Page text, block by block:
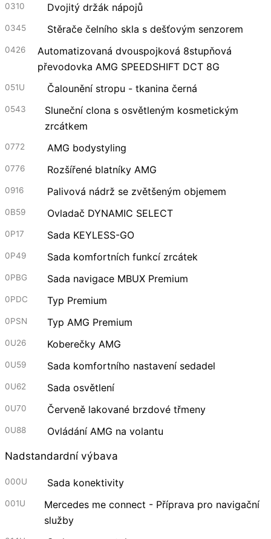
0310 Dvojitý držák nápojů
0345 Stěrače čelního skla s dešťovým senzorem
0426
Automatizovaná dvouspojková 8stupňová
převodovka AMG SPEEDSHIFT DCT 8G
051U Čalounění stropu - tkanina černá
0543
Sluneční clona s osvětleným kosmetickým
zrcátkem
0772 AMG bodystyling
0776 Rozšířené blatníky AMG
0916 Palivová nádrž se zvětšeným objemem
0B59 Ovladač DYNAMIC SELECT
0P17 Sada KEYLESS-GO
0P49 Sada komfortních funkcí zrcátek
0PBG Sada navigace MBUX Premium
0PDC Typ Premium
0PSN Typ AMG Premium
0U26 Koberečky AMG
0U59 Sada komfortního nastavení sedadel
0U62 Sada osvětlení
0U70 Červeně lakované brzdové třmeny
0U88 Ovládání AMG na volantu
Nadstandardní výbava
000U Sada konektivity
001U
Mercedes me connect - Příprava pro navigační
služby